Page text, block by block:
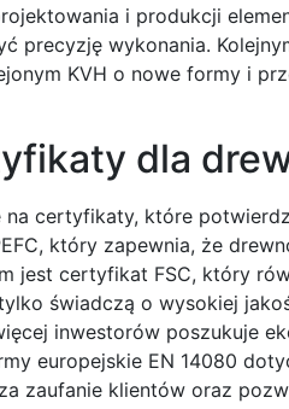
i produkcji
precyzję wykonania.
KVH o nowe formy i
dla
certyfikaty, które
który zapewnia, że
jest certyfikat FSC, który
świadczą o wysokiej
inwestorów poszukuje
europejskie EN 14080
zaufanie klientów oraz